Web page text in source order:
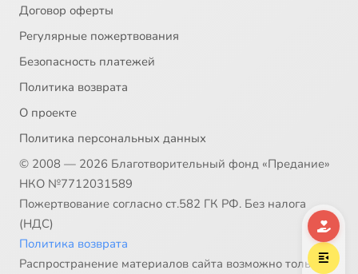
Договор оферты
Регулярные пожертвования
Безопасность платежей
Политика возврата
О проекте
Политика персональных данных
© 2008 — 2026 Благотворительный фонд «Предание»
НКО №7712031589
Пожертвование согласно ст.582 ГК РФ. Без налога
(НДС)
Политика возврата
Распространение материалов сайта возможно только в